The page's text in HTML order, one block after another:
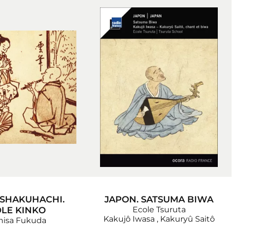
KINKO
Fukuda
JAPON. SATSUMA BIWA
Ecole Tsuruta
Kakujô Iwasa , Kakuryû Saitô